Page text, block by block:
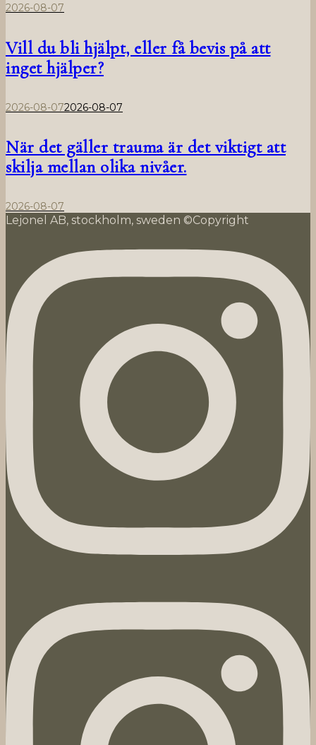
2026-08-07
Vill du bli hjälpt, eller få bevis på att
inget hjälper?
2026-08-072026-08-07
När det gäller trauma är det viktigt att
skilja mellan olika nivåer.
2026-08-07
Lejonel AB, stockholm, sweden ©Copyright